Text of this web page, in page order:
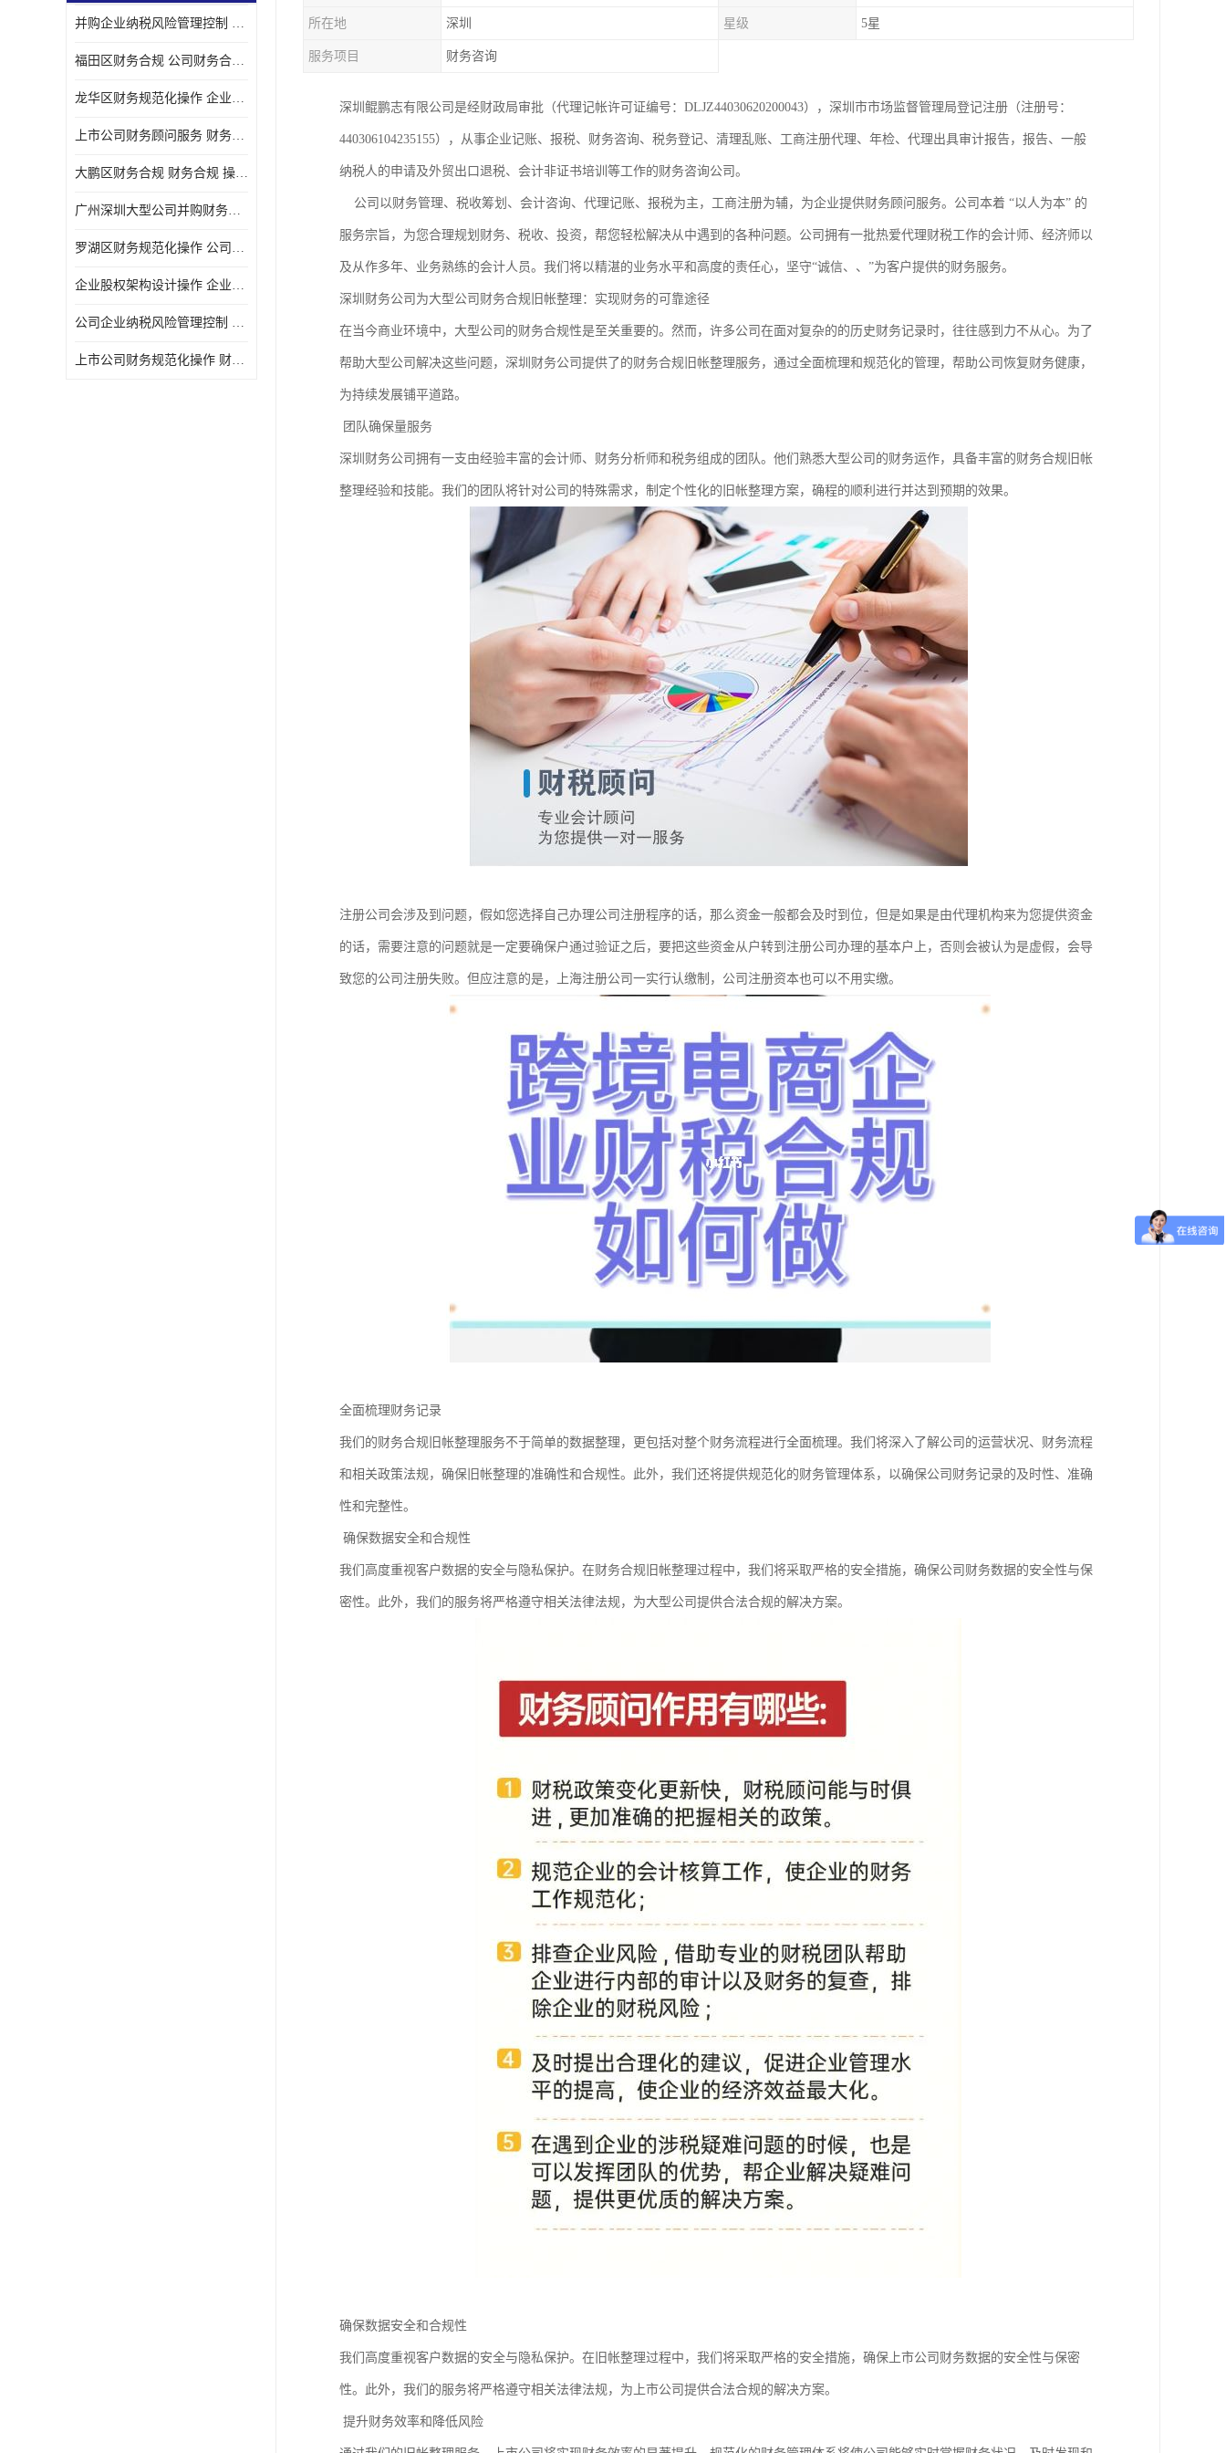
宝安西乡代理记帐
注册公司
并购企业纳税风险管理控制 企业纳税风险管理控制 如何操作
福田区财务合规 公司财务合规 如何处理实现税务*风险
龙华区财务规范化操作 企业纳税风险管理控制 操作起来简单易行
上市公司财务顾问服务 财务合规 如何才能达到目标
大鹏区财务合规 财务合规 操作起来简单易行
广州深圳大型公司并购财务顾问 财务规范化操作 办理要多长时间
罗湖区财务规范化操作 公司财务合规 盛莱企管
企业股权架构设计操作 企业纳税风险管理控制 怎样操作税务合规
公司企业纳税风险管理控制 财务顾问 操作起来简单易行
上市公司财务规范化操作 财务规范化操作 如何操作
所在地 深圳 星级 5星
服务项目 财务咨询
深圳鲲鹏志有限公司是经财政局审批（代理记帐许可证编号：DLJZ44030620200043），深圳市市场监督管理局登记注册（注册号：
440306104235155），从事企业记账、报税、财务咨询、税务登记、清理乱账、工商注册代理、年检、代理出具审计报告，报告、一般
纳税人的申请及外贸出口退税、会计非证书培训等工作的财务咨询公司。
公司以财务管理、税收筹划、会计咨询、代理记账、报税为主，工商注册为辅，为企业提供财务顾问服务。公司本着 “以人为本” 的
服务宗旨，为您合理规划财务、税收、投资，帮您轻松解决从中遇到的各种问题。公司拥有一批热爱代理财税工作的会计师、经济师以
及从作多年、业务熟练的会计人员。我们将以精湛的业务水平和高度的责任心，坚守“诚信、、”为客户提供的财务服务。
深圳财务公司为大型公司财务合规旧帐整理：实现财务的可靠途径
在当今商业环境中，大型公司的财务合规性是至关重要的。然而，许多公司在面对复杂的的历史财务记录时，往往感到力不从心。为了
帮助大型公司解决这些问题，深圳财务公司提供了的财务合规旧帐整理服务，通过全面梳理和规范化的管理，帮助公司恢复财务健康，
为持续发展铺平道路。
团队确保量服务
深圳财务公司拥有一支由经验丰富的会计师、财务分析师和税务组成的团队。他们熟悉大型公司的财务运作，具备丰富的财务合规旧帐
整理经验和技能。我们的团队将针对公司的特殊需求，制定个性化的旧帐整理方案，确程的顺利进行并达到预期的效果。
注册公司会涉及到问题，假如您选择自己办理公司注册程序的话，那么资金一般都会及时到位，但是如果是由代理机构来为您提供资金
的话，需要注意的问题就是一定要确保户通过验证之后，要把这些资金从户转到注册公司办理的基本户上，否则会被认为是虚假，会导
致您的公司注册失败。但应注意的是，上海注册公司一实行认缴制，公司注册资本也可以不用实缴。
全面梳理财务记录
我们的财务合规旧帐整理服务不于简单的数据整理，更包括对整个财务流程进行全面梳理。我们将深入了解公司的运营状况、财务流程
和相关政策法规，确保旧帐整理的准确性和合规性。此外，我们还将提供规范化的财务管理体系，以确保公司财务记录的及时性、准确
性和完整性。
确保数据安全和合规性
我们高度重视客户数据的安全与隐私保护。在财务合规旧帐整理过程中，我们将采取严格的安全措施，确保公司财务数据的安全性与保
密性。此外，我们的服务将严格遵守相关法律法规，为大型公司提供合法合规的解决方案。
确保数据安全和合规性
我们高度重视客户数据的安全与隐私保护。在旧帐整理过程中，我们将采取严格的安全措施，确保上市公司财务数据的安全性与保密
性。此外，我们的服务将严格遵守相关法律法规，为上市公司提供合法合规的解决方案。
提升财务效率和降低风险